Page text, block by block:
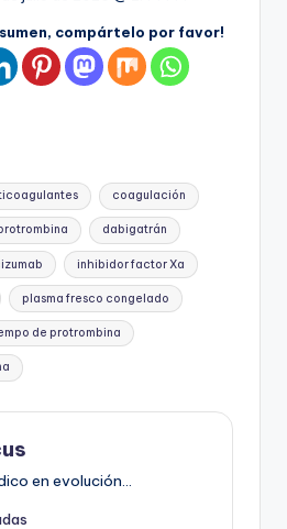
compártelo por favor!
coagulación
dabigatrán
inhibidor factor Xa
plasma fresco congelado
de protrombina
en evolución...